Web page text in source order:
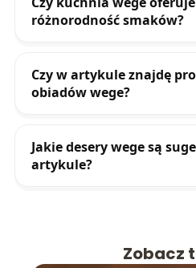
różnorodność smaków?
Czy w artykule znajdę
obiadów wege?
Jakie desery wege są
artykule?
Zobacz